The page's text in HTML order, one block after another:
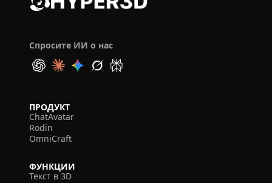
Спросите ИИ о нас
ПРОДУКТ
ChatAvatar
Rodin
OmniCraft
ФУНКЦИИ
Текст в 3D